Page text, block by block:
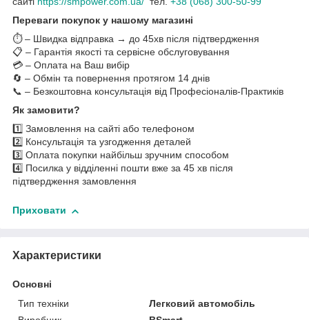
Переваги покупок у нашому магазині
⏱️ – Швидка відправка → до 45хв після підтвердження
📋 – Гарантія якості та сервісне обслуговування
💳 – Оплата на Ваш вибір
🔄 – Обмін та повернення протягом 14 днів
📞 – Безкоштовна консультація від Професіоналів-Практиків
Як замовити?
1️⃣ Замовлення на сайті або телефоном
2️⃣ Консультація та узгодження деталей
3️⃣ Оплата покупки найбільш зручним способом
4️⃣ Посилка у відділенні пошти вже за 45 хв після
підтвердження замовлення
Приховати
Характеристики
Основні
Тип техніки
Легковий автомобіль